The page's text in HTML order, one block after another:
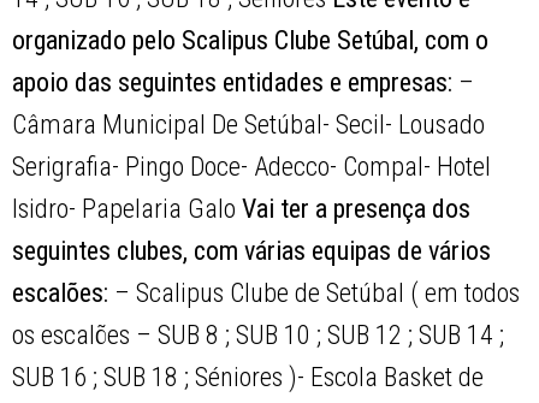
organizado pelo Scalipus Clube Setúbal, com o
apoio das seguintes entidades e empresas: –
Câmara Municipal De Setúbal- Secil- Lousado
Serigrafia- Pingo Doce- Adecco- Compal- Hotel
Isidro- Papelaria GaloVai ter a presença dos
seguintes clubes, com várias equipas de vários
escalões: – Scalipus Clube de Setúbal ( em todos
os escalões – SUB 8 ; SUB 10 ; SUB 12 ; SUB 14 ;
SUB 16 ; SUB 18 ; Séniores )- Escola Basket de